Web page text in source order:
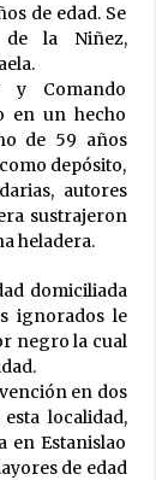
permanecía
tránsito
de edad. Se
de la Niñez,
y Comando
en un hecho
de 59 años
depósito,
autores
sustrajeron
heladera.
domiciliada
ignorados le
negro la cual
en dos
localidad,
en Estanislao
de edad